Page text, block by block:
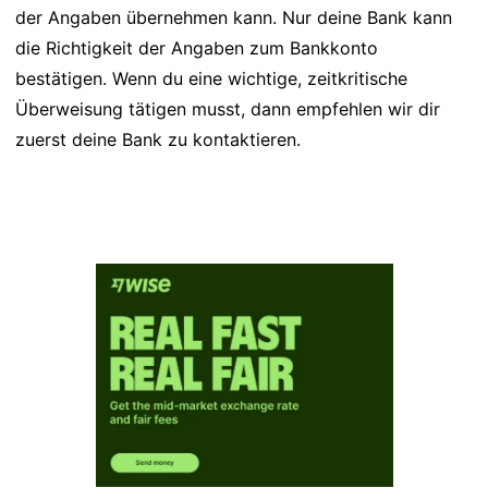
der Angaben übernehmen kann. Nur deine Bank kann
die Richtigkeit der Angaben zum Bankkonto
bestätigen. Wenn du eine wichtige, zeitkritische
Überweisung tätigen musst, dann empfehlen wir dir
zuerst deine Bank zu kontaktieren.